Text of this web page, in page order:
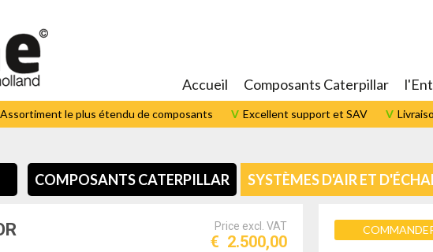
Accueil Composants Caterpillar
Assortiment le plus étendu de composants Excellent support et SAV
COMPOSANTS CATERPILLAR SYSTÈMES D'AIR ET
Price excl. VAT
€ 2.500,00